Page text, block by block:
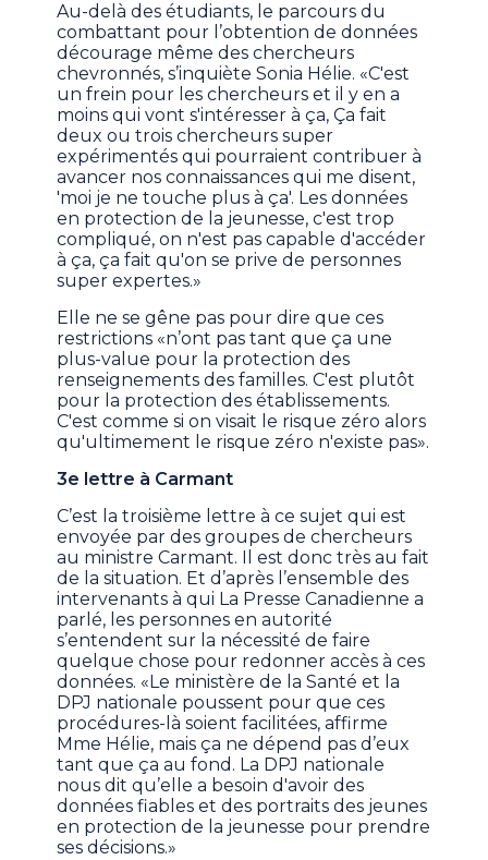
Au-delà des étudiants, le parcours du
combattant pour l’obtention de données
décourage même des chercheurs
chevronnés, s’inquiète Sonia Hélie. «C'est
un frein pour les chercheurs et il y en a
moins qui vont s'intéresser à ça, Ça fait
deux ou trois chercheurs super
expérimentés qui pourraient contribuer à
avancer nos connaissances qui me disent,
'moi je ne touche plus à ça'. Les données
en protection de la jeunesse, c'est trop
compliqué, on n'est pas capable d'accéder
à ça, ça fait qu'on se prive de personnes
super expertes.»
Elle ne se gêne pas pour dire que ces
restrictions «n’ont pas tant que ça une
plus-value pour la protection des
renseignements des familles. C'est plutôt
pour la protection des établissements.
C'est comme si on visait le risque zéro alors
qu'ultimement le risque zéro n'existe pas».
3e lettre à Carmant
C’est la troisième lettre à ce sujet qui est
envoyée par des groupes de chercheurs
au ministre Carmant. Il est donc très au fait
de la situation. Et d’après l’ensemble des
intervenants à qui La Presse Canadienne a
parlé, les personnes en autorité
s’entendent sur la nécessité de faire
quelque chose pour redonner accès à ces
données. «Le ministère de la Santé et la
DPJ nationale poussent pour que ces
procédures-là soient facilitées, affirme
Mme Hélie, mais ça ne dépend pas d’eux
tant que ça au fond. La DPJ nationale
nous dit qu’elle a besoin d'avoir des
données fiables et des portraits des jeunes
en protection de la jeunesse pour prendre
ses décisions.»